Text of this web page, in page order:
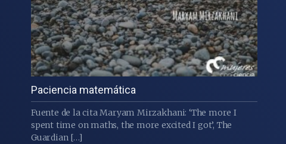
Paciencia matemática
Fuente de la cita Maryam Mirzakhani: ‘The more I
spent time on maths, the more excited I got’, The
Guardian […]